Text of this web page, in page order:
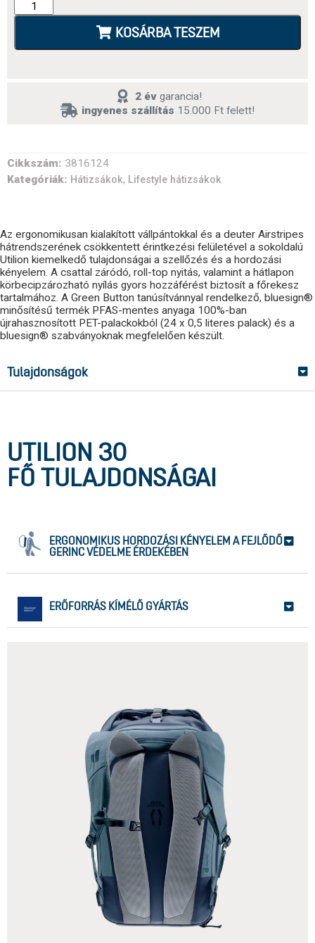
KOSÁRBA TESZEM
2 évgarancia!
ingyenes szállítás 15.000 Ft felett!
Cikkszám: 3816124
Kategóriák: Hátizsákok, Lifestyle hátizsákok
Az ergonomikusan kialakított vállpántokkal és a deuter Airstripes
hátrendszerének csökkentett érintkezési felületével a sokoldalú
Utilion kiemelkedő tulajdonságai a szellőzés és a hordozási
kényelem. A csattal záródó, roll-top nyitás, valamint a hátlapon
körbecipzározható nyílás gyors hozzáférést biztosít a főrekesz
tartalmához. A Green Button tanúsítvánnyal rendelkező, bluesign®
minősítésű termék PFAS-mentes anyaga 100%-ban
újrahasznosított PET-palackokból (24 x 0,5 literes palack) és a
bluesign® szabványoknak megfelelően készült.
Tulajdonságok
UTILION 30
FŐ TULAJDONSÁGAI
ERGONOMIKUS HORDOZÁSI KÉNYELEM A FEJLŐDŐ
GERINC VÉDELME ÉRDEKÉBEN
ERŐFORRÁS KÍMÉLŐ GYÁRTÁS